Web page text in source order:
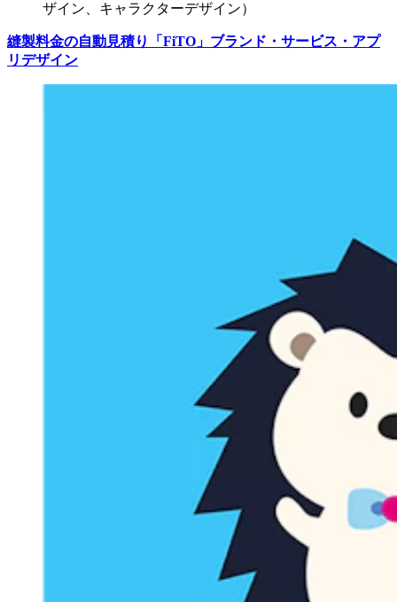
ザイン、キャラクターデザイン）
縫製料金の自動見積り「FiTO」ブランド・サービス・アプ
リデザイン